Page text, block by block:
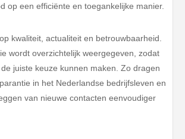
op een efficiënte en toegankelijke manier.
kwaliteit, actualiteit en betrouwbaarheid.
wordt overzichtelijk weergegeven, zodat
juiste keuze kunnen maken. Zo dragen
in het Nederlandse bedrijfsleven en
van nieuwe contacten eenvoudiger